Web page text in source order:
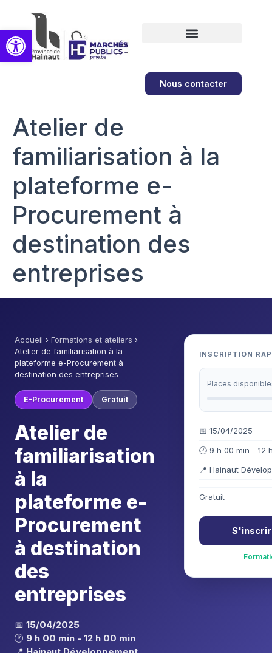
Nous contacter
Atelier de
familiarisation à la
plateforme e-
Procurement à
destination des
entreprises
Accueil › Formations et ateliers ›
Atelier de familiarisation à la
plateforme e-Procurement à
destination des entreprises
E-Procurement Gratuit
Atelier de
familiarisation
à la
plateforme e-
Procurement
à destination
des
entreprises
📅 15/04/2025
🕐 9 h 00 min - 12 h 00 min
INSCRIPTION
Places
📅 15/04/2025
🕐 9 h 00 min - 12
📍 Hainaut
Gratuit
Ouvrir la barre d’outils